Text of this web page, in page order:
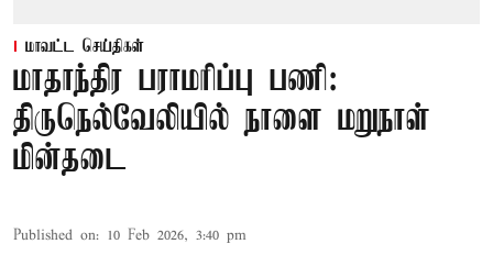
மாவட்ட செய்திகள்
மாதாந்திர பராமரிப்பு பணி:
திருநெல்வேலியில் நாளை மறுநாள்
மின்தடை
Published on: 10 Feb 2026, 3:40 pm